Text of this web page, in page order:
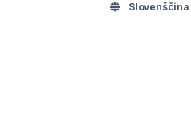
Slovenščina